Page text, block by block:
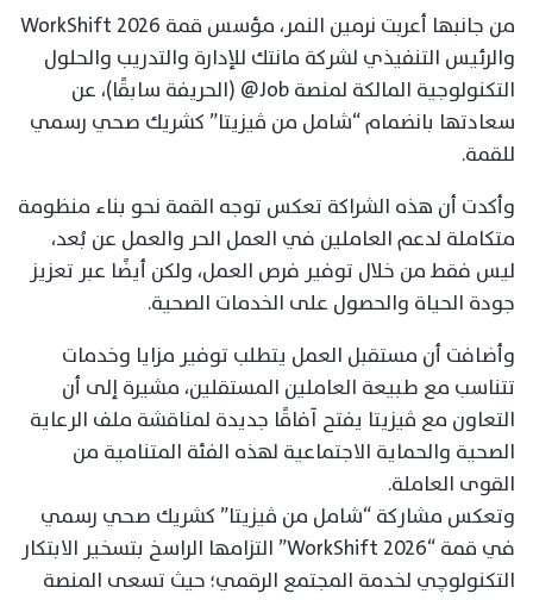
من جانبها أعربت نرمين النمر، مؤسس قمة WorkShift 2026
والرئيس التنفيذي لشركة مانتك للإدارة والتدريب والحلول
التكنولوجية المالكة لمنصة Job@ (الحريفة سابقًا)، عن
سعادتها بانضمام “شامل من ڤيزيتا” كشريك صحي رسمي
للقمة.
وأكدت أن هذه الشراكة تعكس توجه القمة نحو بناء منظومة
متكاملة لدعم العاملين في العمل الحر والعمل عن بُعد،
ليس فقط من خلال توفير فرص العمل، ولكن أيضًا عبر تعزيز
جودة الحياة والحصول على الخدمات الصحية.
وأضافت أن مستقبل العمل يتطلب توفير مزايا وخدمات
تتناسب مع طبيعة العاملين المستقلين، مشيرة إلى أن
التعاون مع ڤيزيتا يفتح آفاقًا جديدة لمناقشة ملف الرعاية
الصحية والحماية الاجتماعية لهذه الفئة المتنامية من
القوى العاملة.
وتعكس مشاركة “شامل من ڤيزيتا” كشريك صحي رسمي
في قمة “WorkShift 2026” التزامها الراسخ بتسخير الابتكار
التكنولوچي لخدمة المجتمع الرقمي؛ حيث تسعى المنصة